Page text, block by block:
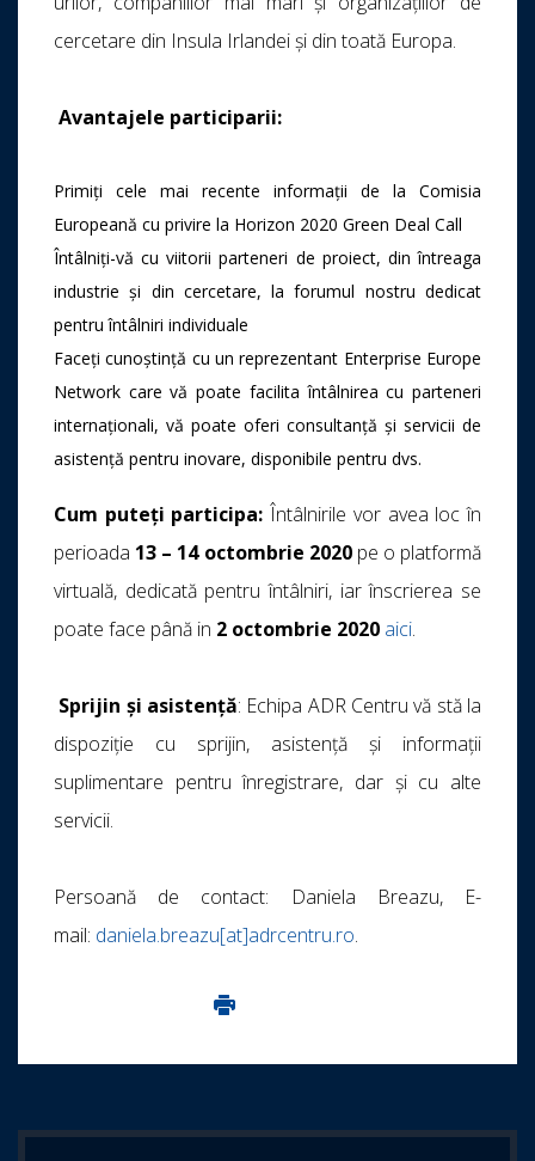
cercetare din Insula Irlandei și din toată Europa.
Avantajele participarii:
Primiți cele mai recente informații de la Comisia
Europeană cu privire la Horizon 2020 Green Deal Call
Întâlniți-vă cu viitorii parteneri de proiect, din întreaga
industrie și din cercetare, la forumul nostru dedicat
pentru întâlniri individuale
Faceți cunoștință cu un reprezentant Enterprise Europe
Network care vă poate facilita întâlnirea cu parteneri
internaționali, vă poate oferi consultanță și servicii de
asistență pentru inovare, disponibile pentru dvs.
Cum puteți participa: Întâlnirile vor avea loc în
perioada 13 – 14 octombrie 2020pe o platformă
virtuală, dedicată pentru întâlniri, iar înscrierea se
poate face până in 2 octombrie 2020 aici.
Sprijin și asistență: Echipa ADR Centru vă stă la
dispoziție cu sprijin, asistenţă și informaţii
suplimentare pentru înregistrare, dar și cu alte
servicii.
Persoană de contact: Daniela Breazu, E-
mail: daniela.breazu[at]adrcentru.ro.
Imprima aceasta pagina